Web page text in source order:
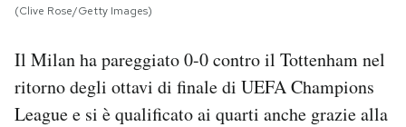
SHOP
(Clive Rose/Getty Images)
Il Milan ha pareggiato 0-0 contro il Tottenham nel
ritorno degli ottavi di finale di UEFA Champions
League e si è qualificato ai quarti anche grazie alla